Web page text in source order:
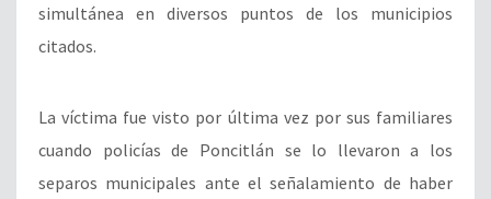
simultánea en diversos puntos de los municipios
citados.
La víctima fue visto por última vez por sus familiares
cuando policías de Poncitlán se lo llevaron a los
separos municipales ante el señalamiento de haber